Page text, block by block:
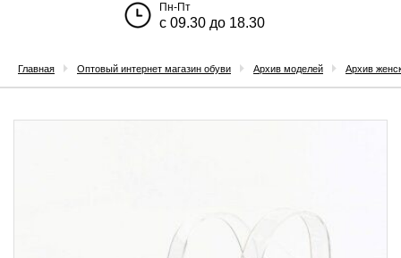
Пн-Пт
с 09.30 до 18.30
Главная Оптовый интернет магазин обуви Архив моделей Архив